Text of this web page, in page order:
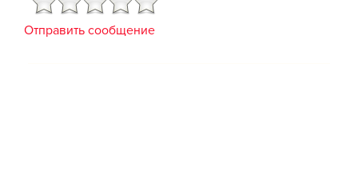
Отправить сообщение